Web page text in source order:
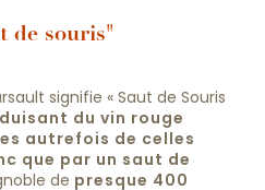
de souris"
signifie « Saut de Souris
du vin rouge
autrefois de celles
que par un saut de
de presque 400